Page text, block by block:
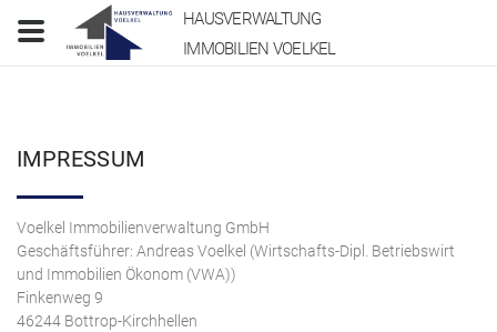
HAUSVERWALTUNG
IMMOBILIEN VOELKEL
IMPRESSUM
Voelkel Immobilienverwaltung GmbH
Geschäftsführer: Andreas Voelkel (Wirtschafts-Dipl. Betriebswirt
und Immobilien Ökonom (VWA))
Finkenweg 9
46244 Bottrop-Kirchhellen